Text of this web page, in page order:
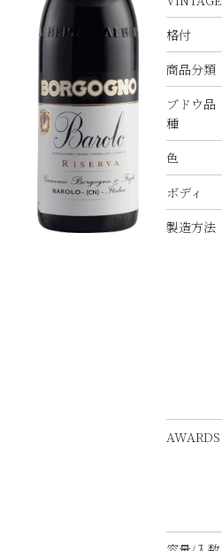
格付
商品分類
ブドウ品
種
色
ボディ
製造方法
AWARDS